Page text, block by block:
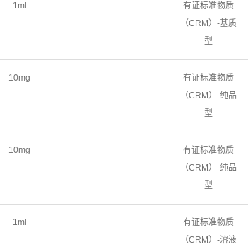
1ml
有证标准物质
（CRM）-基质
型
10mg
有证标准物质
（CRM）-纯品
型
10mg
有证标准物质
（CRM）-纯品
型
1ml
有证标准物质
（CRM）-溶液